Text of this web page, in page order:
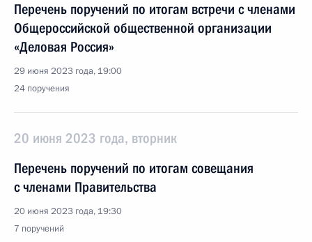
Перечень поручений по итогам встречи с членами
Общероссийской общественной организации
«Деловая Россия»
29 июня 2023 года, 19:00
24 поручения
20 июня 2023 года, вторник
Перечень поручений по итогам совещания
с членами Правительства
20 июня 2023 года, 19:30
7 поручений